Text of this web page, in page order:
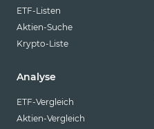
ETF-Listen
Aktien-Suche
Krypto-Liste
Analyse
ETF-Vergleich
Aktien-Vergleich